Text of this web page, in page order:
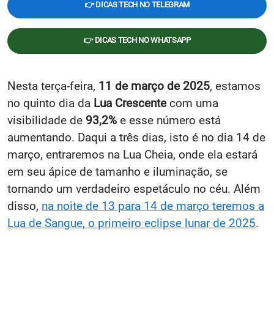
👉 DICAS TECH NO TELEGRAM
👉 DICAS TECH NO WHATSAPP
Nesta terça-feira, 11 de março de 2025, estamos
no quinto dia da Lua Crescentecom uma
visibilidade de 93,2% e esse número está
aumentando. Daqui a três dias, isto é no dia 14 de
março, entraremos na Lua Cheia, onde ela estará
em seu ápice de tamanho e iluminação, se
tornando um verdadeiro espetáculo no céu. Além
disso, na noite de 13 para 14 de março teremos a
Lua de Sangue, o primeiro eclipse lunar de 2025.